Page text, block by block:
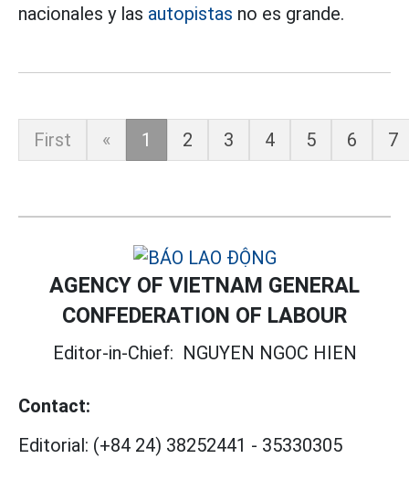
nacionales y las autopistas no es grande.
First « 1 2 3 4 5 6 7
AGENCY OF VIETNAM GENERAL
CONFEDERATION OF LABOUR
Editor-in-Chief: NGUYEN NGOC HIEN
Contact:
Editorial: (+84 24) 38252441 - 35330305